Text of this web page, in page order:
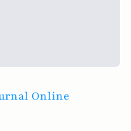
Online